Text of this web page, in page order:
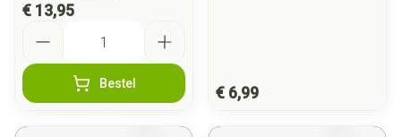
€ 13,95
Bestel € 6,99